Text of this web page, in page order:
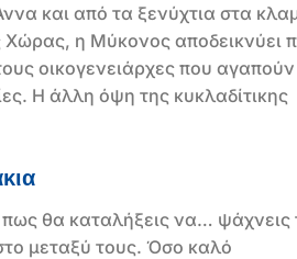
και από τα ξενύχτια στα
Χώρας, η Μύκονος αποδεικνύει
οικογενειάρχες που
Η άλλη όψη της κυκλαδίτικης
πως θα καταλήξεις να… ψάχνεις
μεταξύ τους. Όσο καλό